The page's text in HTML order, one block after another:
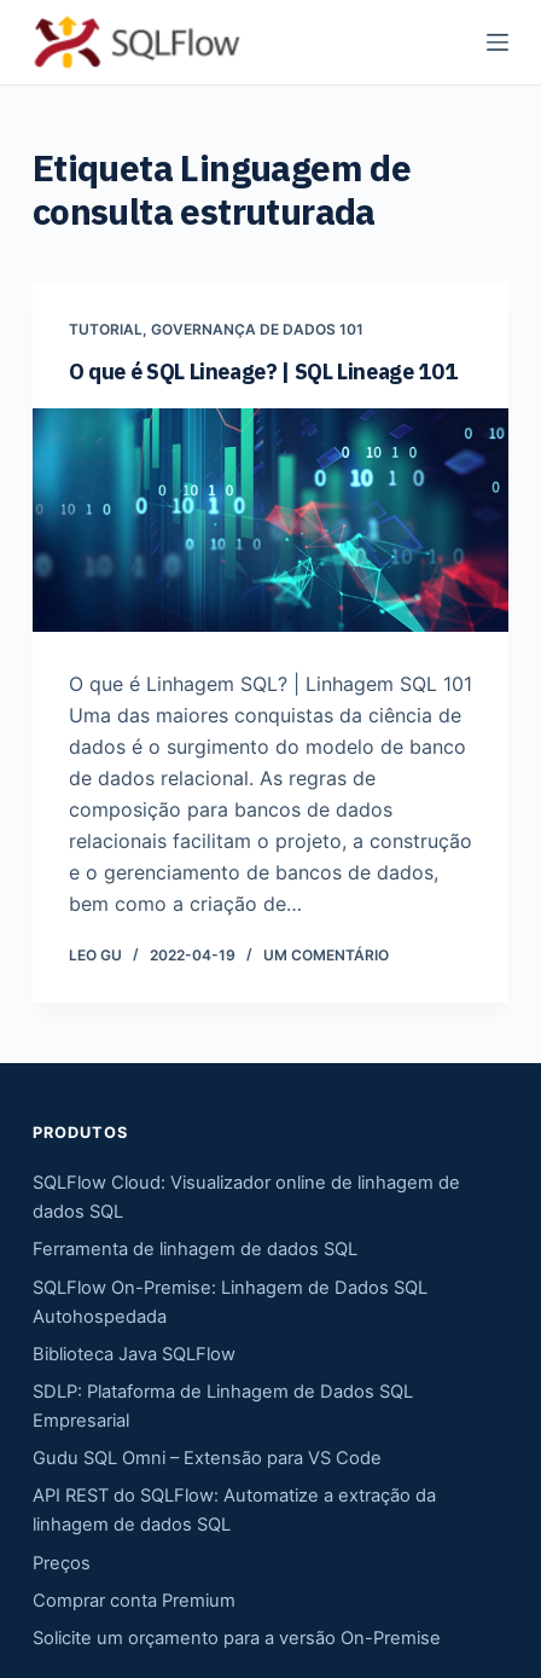
P
u
a
n
e
ú
Etiqueta Linguagem de
consulta estruturada
TUTORIAL, GOVERNANÇA DE DADOS 101
O que é SQL Lineage? | SQL Lineage 101
O que é Linhagem SQL? | Linhagem SQL 101
Uma das maiores conquistas da ciência de
dados é o surgimento do modelo de banco
de dados relacional. As regras de
composição para bancos de dados
relacionais facilitam o projeto, a construção
e o gerenciamento de bancos de dados,
bem como a criação de…
LEO GU 2022-04-19 UM COMENTÁRIO
PRODUTOS
SQLFlow Cloud: Visualizador online de linhagem de
dados SQL
Ferramenta de linhagem de dados SQL
SQLFlow On-Premise: Linhagem de Dados SQL
Autohospedada
Biblioteca Java SQLFlow
SDLP: Plataforma de Linhagem de Dados SQL
Empresarial
Gudu SQL Omni – Extensão para VS Code
API REST do SQLFlow: Automatize a extração da
linhagem de dados SQL
Preços
Comprar conta Premium
Solicite um orçamento para a versão On-Premise